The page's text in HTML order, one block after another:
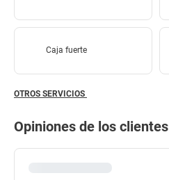
Caja fuerte
OTROS SERVICIOS
Opiniones de los clientes